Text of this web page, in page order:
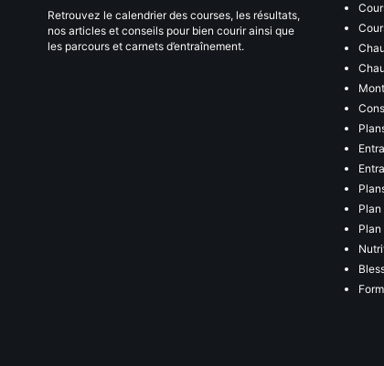
Retrouvez le calendrier des courses, les résultats,
nos articles et conseils pour bien courir ainsi que
les parcours et carnets d’entraînement.